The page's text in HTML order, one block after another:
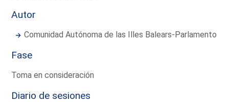
Autor
Comunidad Autónoma de las Illes Balears-Parlamento
Fase
Toma en consideración
Diario de sesiones